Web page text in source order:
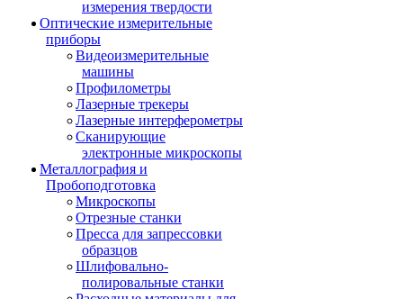
измерения твердости
Оптические измерительные
приборы
Видеоизмерительные
машины
Профилометры
Лазерные трекеры
Лазерные интерферометры
Сканирующие
электронные микроскопы
Металлография и
Пробоподготовка
Микроскопы
Отрезные станки
Пресса для запрессовки
образцов
Шлифовально-
полировальные станки